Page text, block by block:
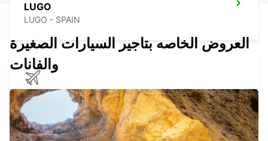
LUGO
LUGO - SPAIN
SANTIAGO DE COMPOSTELA AIRPORT
SANTIAGO DE COMPOSTELA - SPAIN
العروض الخاصه بتاجير السيارات الصغيرة
والفانات